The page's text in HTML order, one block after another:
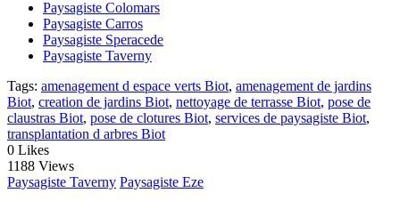
Paysagiste Colomars
Paysagiste Carros
Paysagiste Speracede
Paysagiste Taverny
Tags: amenagement d espace verts Biot, amenagement de jardins
Biot, creation de jardins Biot, nettoyage de terrasse Biot, pose de
claustras Biot, pose de clotures Biot, services de paysagiste Biot,
transplantation d arbres Biot
0 Likes
1188 Views
Paysagiste Taverny Paysagiste Eze